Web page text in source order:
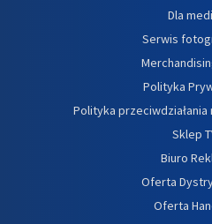
Dla
Serwis
Polityka
Polityka
Sklep
Biuro
Oferta
Oferta